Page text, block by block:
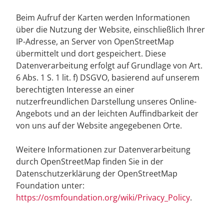
Beim Aufruf der Karten werden Informationen
über die Nutzung der Website, einschließlich Ihrer
IP-Adresse, an Server von OpenStreetMap
übermittelt und dort gespeichert. Diese
Datenverarbeitung erfolgt auf Grundlage von Art.
6 Abs. 1 S. 1 lit. f) DSGVO, basierend auf unserem
berechtigten Interesse an einer
nutzerfreundlichen Darstellung unseres Online-
Angebots und an der leichten Auffindbarkeit der
von uns auf der Website angegebenen Orte.
Weitere Informationen zur Datenverarbeitung
durch OpenStreetMap finden Sie in der
Datenschutzerklärung der OpenStreetMap
Foundation unter:
https://osmfoundation.org/wiki/Privacy_Policy.